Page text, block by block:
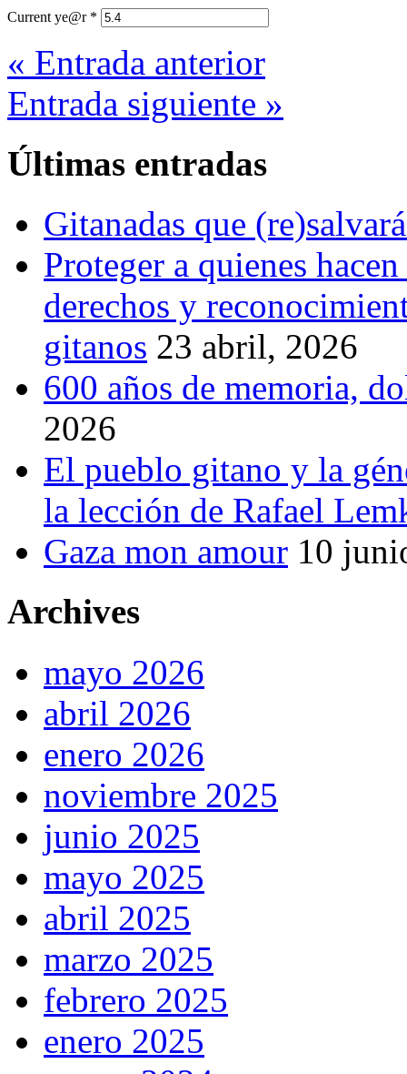
Current ye@r *
« Entrada anterior
Entrada siguiente »
Últimas entradas
Gitanadas que
Proteger a quienes
derechos y
gitanos 23 abril, 2026
600 años de memoria,
2026
El pueblo gitano y la
la lección de Rafael
Gaza mon amour 10
Archives
mayo 2026
abril 2026
enero 2026
noviembre 2025
junio 2025
mayo 2025
abril 2025
marzo 2025
febrero 2025
enero 2025